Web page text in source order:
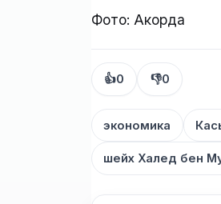
Фото: Акорда
👍0 👎0
экономика
шейх Халед бен